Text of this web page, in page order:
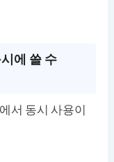
에 쓸 수
서 동시 사용이